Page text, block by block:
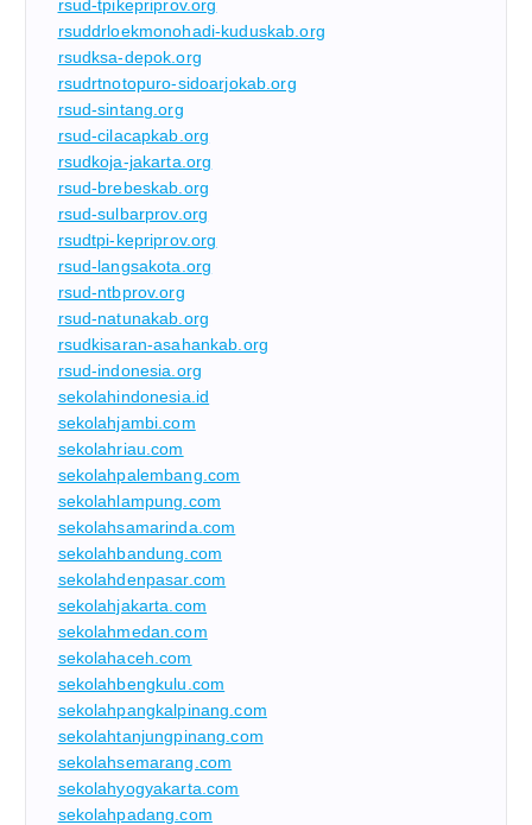
rsud-tpikepriprov.org
rsuddrloekmonohadi-kuduskab.org
rsudksa-depok.org
rsudrtnotopuro-sidoarjokab.org
rsud-sintang.org
rsud-cilacapkab.org
rsudkoja-jakarta.org
rsud-brebeskab.org
rsud-sulbarprov.org
rsudtpi-kepriprov.org
rsud-langsakota.org
rsud-ntbprov.org
rsud-natunakab.org
rsudkisaran-asahankab.org
rsud-indonesia.org
sekolahindonesia.id
sekolahjambi.com
sekolahriau.com
sekolahpalembang.com
sekolahlampung.com
sekolahsamarinda.com
sekolahbandung.com
sekolahdenpasar.com
sekolahjakarta.com
sekolahmedan.com
sekolahaceh.com
sekolahbengkulu.com
sekolahpangkalpinang.com
sekolahtanjungpinang.com
sekolahsemarang.com
sekolahyogyakarta.com
sekolahpadang.com